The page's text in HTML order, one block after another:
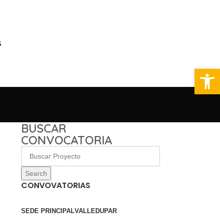
BUSCAR
CONVOCATORIA
Search
CONVOVATORIAS
SEDE PRINCIPALVALLEDUPAR
Abrir